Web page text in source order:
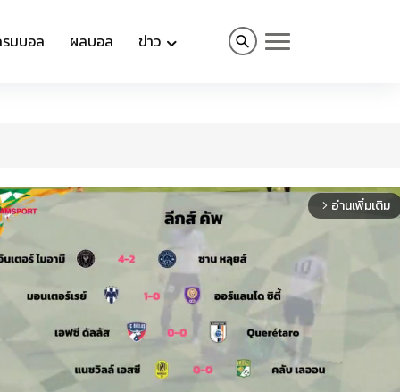
มบอล ผลบอล ข่าว
arrow_forward_ios อ่านเพิ่มเติม